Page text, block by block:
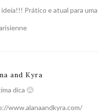
ideia!!! Prático e atual para
and Kyra
dica 🙂
www.alanaandkyra.com/